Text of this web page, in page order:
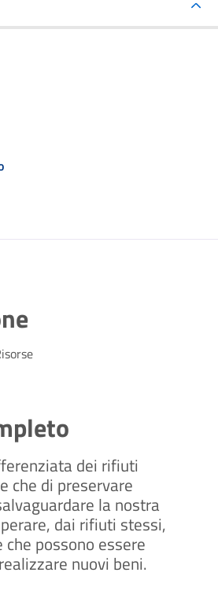
dei rifiuti
che di preservare
la nostra
dai rifiuti stessi,
possono essere
nuovi beni.